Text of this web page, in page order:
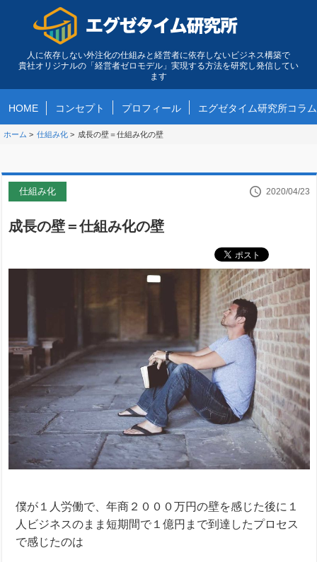
人に依存しない外注化の仕組みと経営者に依存しないビジネス構築で
貴社オリジナルの「経営者ゼロモデル」実現する方法を研究し発信してい
ます
HOME コンセプト プロフィール エグゼタイム研究所コラム
ホーム > 仕組み化 > 成長の壁＝仕組み化の壁
仕組み化 2020/04/23
成長の壁＝仕組み化の壁
僕が１人労働で、年商２０００万円の壁を感じた後に１
人ビジネスのまま短期間で１億円まで到達したプロセス
で感じたのは